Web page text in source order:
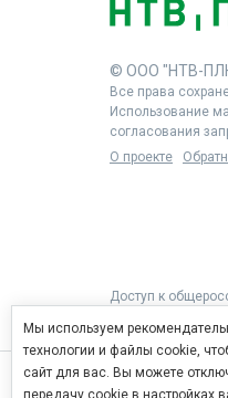
© ООО "НТВ-
Все права
Использование
согласования
О проекте
Доступ к
Мы используем
технологии и файлы cookie,
сайт для вас. Вы можете
передачу cookie в настройках